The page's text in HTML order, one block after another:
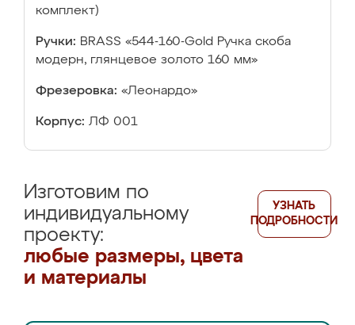
комплект)
Ручки: BRASS «544-160-Gold Ручка скоба
модерн, глянцевое золото 160 мм»
Фрезеровка: «Леонардо»
Корпус: ЛФ 001
Изготовим по
индивидуальному
проекту:
любые размеры, цвета
и материалы
УЗНАТЬ
ПОДРОБНОСТИ